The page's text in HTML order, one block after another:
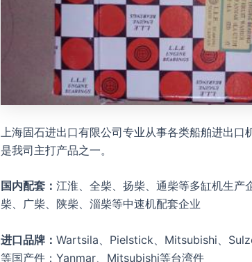
上海固石进出口有限公司专业从事各类船舶进出
是我司主打产品之一。
国内配套： 江淮、全柴、扬柴、通柴等多缸机生产
柴、广柴、陕柴、淄柴等中速机配套企业
进口品牌： Wartsila、Pielstick、Mitsubishi、
等国产件；Yanmar、Mitsubishi等台湾件